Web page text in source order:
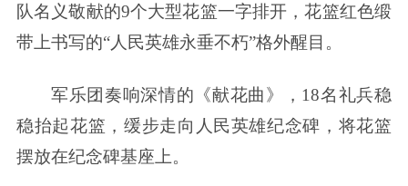
队名义敬献的9个大型花篮一字排开，花篮红色缎
带上书写的“人民英雄永垂不朽”格外醒目。
军乐团奏响深情的《献花曲》，18名礼兵稳
稳抬起花篮，缓步走向人民英雄纪念碑，将花篮
摆放在纪念碑基座上。